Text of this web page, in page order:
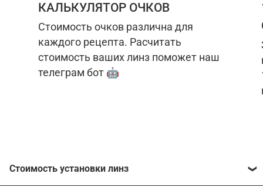
КАЛЬКУЛЯТОР ОЧКОВ
Стоимость очков различна для
каждого рецепта. Расчитать
стоимость ваших линз поможет наш
телеграм бот 🤖
Стоимость установки линз